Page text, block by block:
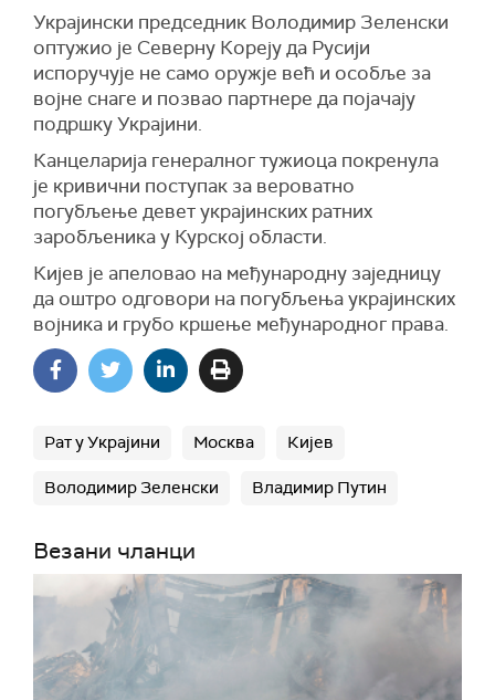
Украјински председник Володимир Зеленски
оптужио је Северну Кореју да Русији
испоручује не само оружје већ и особље за
војне снаге и позвао партнере да појачају
подршку Украјини.
Канцеларија генералног тужиоца покренула
је кривични поступак за вероватно
погубљење девет украјинских ратних
заробљеника у Курској области.
Кијев је апеловао на међународну заједницу
да оштро одговори на погубљења украјинских
војника и грубо кршење међународног права.
Рат у Украјини Москва Кијев
Володимир Зеленски Владимир Путин
Везани чланци